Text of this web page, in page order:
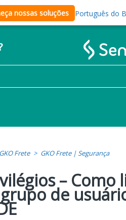
nossas soluções Português do
GKO Frete GKO Frete | Segurança
– Como
de